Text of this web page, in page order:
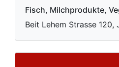
Fisch, Milchprodukte,
Beit Lehem Strasse 120,